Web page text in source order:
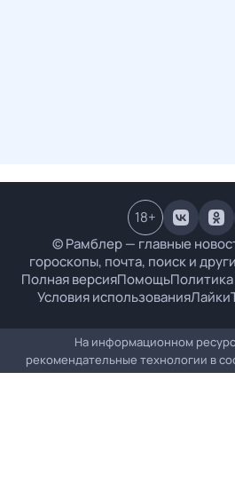
© Рамблер — главные
гороскопы, почта, поиск и
Полная версияПомощь
Условия использованияЛайки
18+
На информационном
рекомендательные технологии в